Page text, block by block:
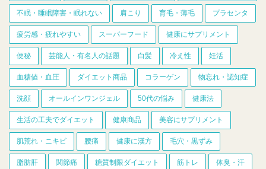
不眠・睡眠障害・眠れない 肩こり 育毛・薄毛 プラセンタ
疲労感・疲れやすい スーパーフード 健康にサプリメント
便秘 芸能人・有名人の話題 白髪 冷え性 妊活
血糖値・血圧 ダイエット商品 コラーゲン 物忘れ・認知症
洗顔 オールインワンジェル 50代の悩み 健康法
生活の工夫でダイエット 健康商品 美容にサプリメント
肌荒れ・ニキビ 腰痛 健康に漢方 毛穴・黒ずみ
脂肪肝 関節痛 糖質制限ダイエット 筋トレ 体臭・汗